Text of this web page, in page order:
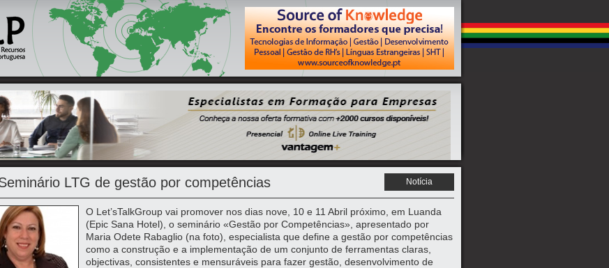
LTG de gestão por competências Notícia
O Let’sTalkGroup vai promover nos dias nove, 10 e 11 Abril próximo, em Luanda
(Epic Sana Hotel), o seminário «Gestão por Competências», apresentado por
Maria Odete Rabaglio (na foto), especialista que define a gestão por competências
como a construção e a implementação de um conjunto de ferramentas claras,
objectivas, consistentes e mensuráveis para fazer gestão, desenvolvimento de